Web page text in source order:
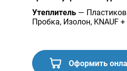
Теплая входная дверь в дом
Входные двери для дачи
Двери
Утеплитель —
Пробка, Изолон, KNAUF
Оформить